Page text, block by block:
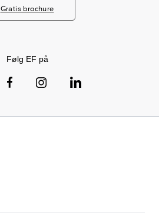
Gratis brochure
Følg EF på